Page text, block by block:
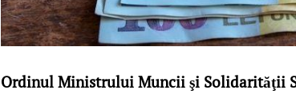
Ordinul Ministrului Muncii şi Solidarităţii